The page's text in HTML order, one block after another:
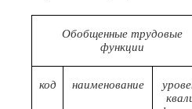
Обобщенные трудовые
функции
код наименование